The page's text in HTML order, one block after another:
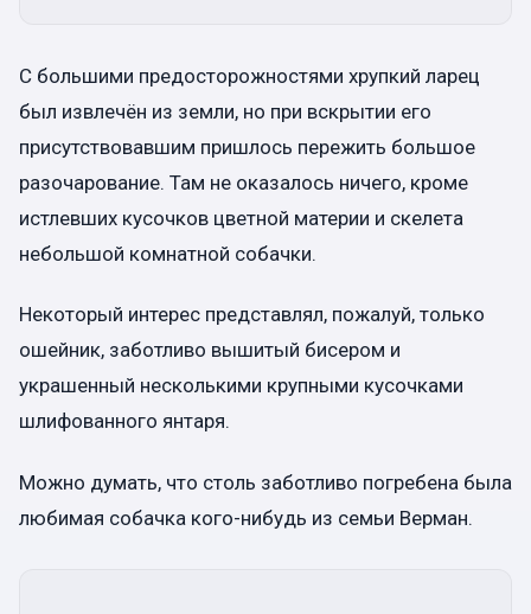
С большими предосторожностями хрупкий ларец
был извлечён из земли, но при вскрытии его
присутствовавшим пришлось пережить большое
разочарование. Там не оказалось ничего, кроме
истлевших кусочков цветной материи и скелета
небольшой комнатной собачки.
Некоторый интерес представлял, пожалуй, только
ошейник, заботливо вышитый бисером и
украшенный несколькими крупными кусочками
шлифованного янтаря.
Можно думать, что столь заботливо погребена была
любимая собачка кого-нибудь из семьи Верман.